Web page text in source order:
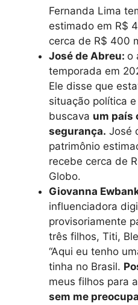
Fernanda Lima
estimado em R$
cerca de R$ 400
José de Abreu: o
temporada em
Ele disse que
situação política
buscava um país
segurança. José
patrimônio
recebe cerca de
Globo.
Giovanna
influenciadora
provisoriamente
três filhos, Titi,
“Aqui eu tenho
tinha no Brasil.
meus filhos para
sem me